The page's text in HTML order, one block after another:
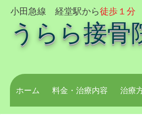
小田急線 経堂駅から徒歩１分
うらら接骨
ホーム 料金・治療内容 治療